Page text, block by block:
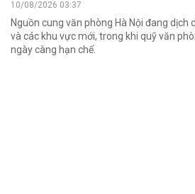
10/08/2026 03:37
Nguồn cung văn phòng Hà Nội đang dịch
và các khu vực mới, trong khi quỹ văn
ngày càng hạn chế.